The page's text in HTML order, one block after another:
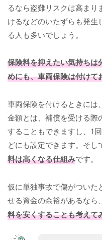
るなら盗難リスクは高ま
けるなどのいたずらも発生
る人も多いでしょう。
保険料を抑えたい気持ちは
めにも、車両保険は付けて
車両保険を付けるときには
金額とは、補償を受ける際
することもできますし、1
どにも設定できます。そし
料は高くなる仕組みです。
仮に単独事故で傷がついた
せる資金の余裕があるなら、
料を安くすることも考えて